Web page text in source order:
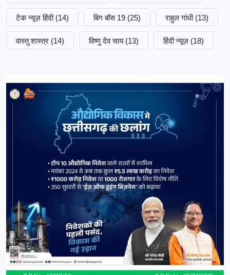
टेक न्यूज़ हिंदी (14) बिग बॉस 19 (25) राहुल गांधी (13)
वास्तु शास्त्र (14) विष्णु देव साय (13) हिंदी न्यूज़ (18)